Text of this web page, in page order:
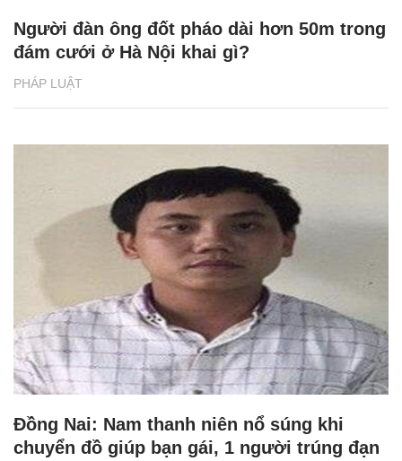
PHÁP LUẬT
Người đàn ông đốt pháo dài hơn 50m trong
đám cưới ở Hà Nội khai gì?
Đồng Nai: Nam thanh niên nổ súng khi
chuyển đồ giúp bạn gái, 1 người trúng đạn